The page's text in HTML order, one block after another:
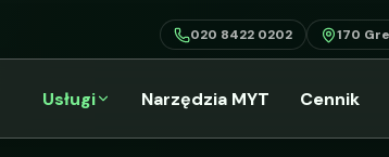
020 8422 0202 170
Usługi Narzędzia MYT Cennik